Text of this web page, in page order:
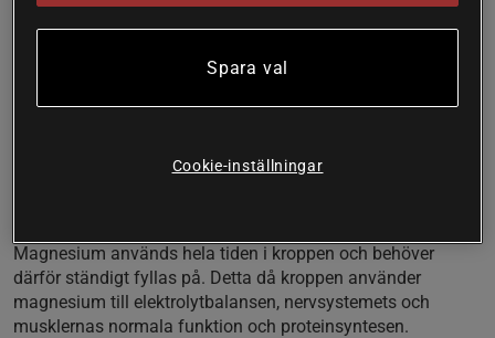
• Muskler, nervsystem, elektrolytbalansen
• Kapsel av pullulan
Magnesium används hela tiden i kroppen och behöver
därför ständigt fyllas på. Detta då kroppen använder
magnesium till elektrolytbalansen, nervsystemets och
musklernas normala funktion och proteinsyntesen.
Spara val
Cookie-inställningar